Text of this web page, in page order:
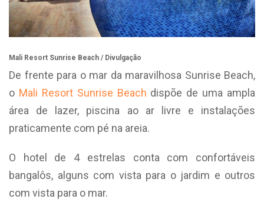
Mali Resort Sunrise Beach / Divulgação
De frente para o mar da maravilhosa Sunrise Beach,
o Mali Resort Sunrise Beach dispõe de uma ampla
área de lazer, piscina ao ar livre e instalações
praticamente com pé na areia.
O hotel de 4 estrelas conta com confortáveis
bangalôs, alguns com vista para o jardim e outros
com vista para o mar.